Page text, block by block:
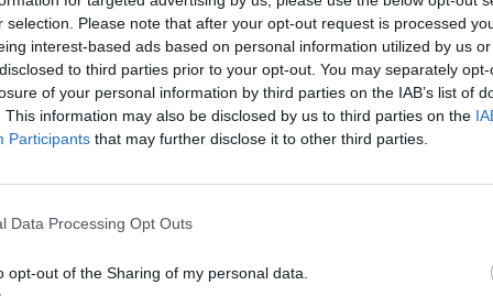
selection. Please note that after your opt-out request is processed
interest-based ads based on personal information utilized by us
to third parties prior to your opt-out. You may separately
of your personal information by third parties on the IAB’s list of
This information may also be disclosed by us to third parties on the
Participants that may further disclose it to other third parties.
Data Processing Opt Outs
opt-out of the Sharing of my personal data.
12 gadiem savā ģimenē uzņēma
mamma bija pieņēmusi
dibinot savu ģimeni, Kaspars ar
, pat ja ģimenē būs savi –
bērni.